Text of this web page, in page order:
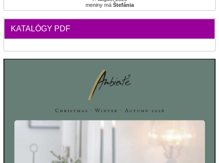
meniny má Štefánia
KATALÓGY PDF